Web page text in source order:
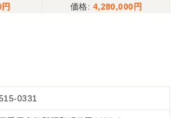
4,280,000
0331